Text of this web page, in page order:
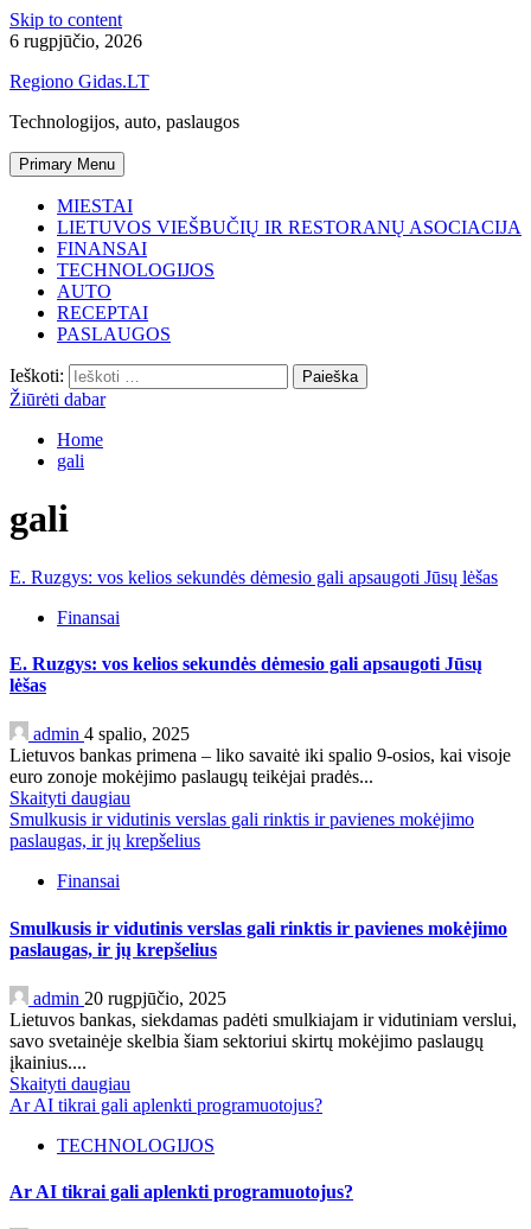
Skip to content
6 rugpjūčio, 2026
Regiono Gidas.LT
Technologijos, auto, paslaugos
Primary Menu
MIESTAI
LIETUVOS VIEŠBUČIŲ IR RESTORANŲ ASOCIACIJA
FINANSAI
TECHNOLOGIJOS
AUTO
RECEPTAI
PASLAUGOS
Ieškoti:
Žiūrėti dabar
Home
gali
gali
E. Ruzgys: vos kelios sekundės dėmesio gali apsaugoti Jūsų lėšas
Finansai
E. Ruzgys: vos kelios sekundės dėmesio gali apsaugoti Jūsų
lėšas
admin 4 spalio, 2025
Lietuvos bankas primena – liko savaitė iki spalio 9-osios, kai visoje
euro zonoje mokėjimo paslaugų teikėjai pradės...
Skaityti daugiau
Smulkusis ir vidutinis verslas gali rinktis ir pavienes mokėjimo
paslaugas, ir jų krepšelius
Finansai
Smulkusis ir vidutinis verslas gali rinktis ir pavienes mokėjimo
paslaugas, ir jų krepšelius
admin 20 rugpjūčio, 2025
Lietuvos bankas, siekdamas padėti smulkiajam ir vidutiniam verslui,
savo svetainėje skelbia šiam sektoriui skirtų mokėjimo paslaugų
įkainius....
Skaityti daugiau
Ar AI tikrai gali aplenkti programuotojus?
TECHNOLOGIJOS
Ar AI tikrai gali aplenkti programuotojus?